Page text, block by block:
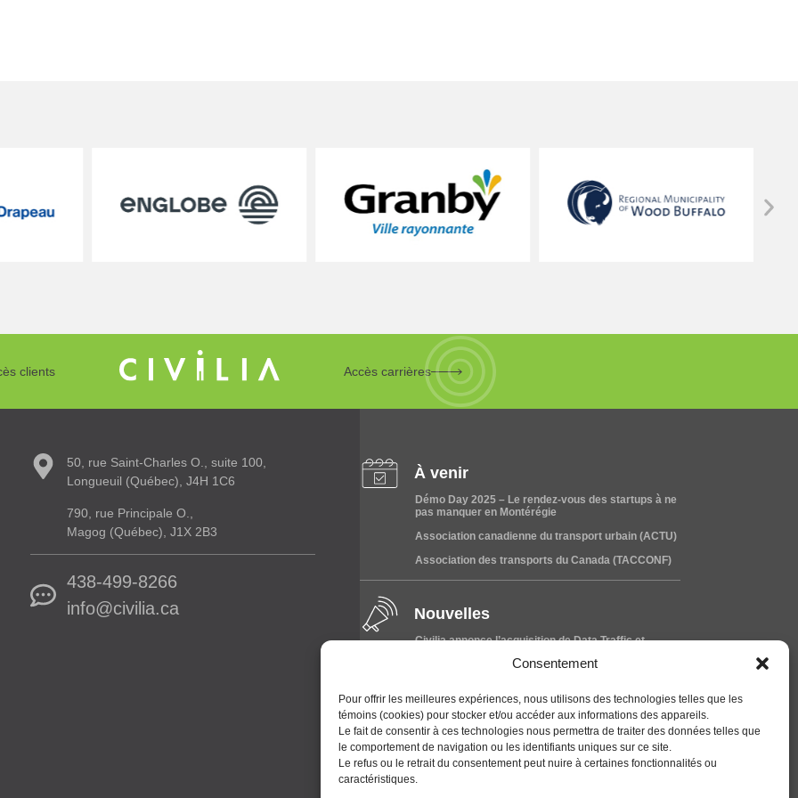
Consentement
Pour offrir les meilleures expériences, nous utilisons des technologies telles que les
témoins (cookies) pour stocker et/ou accéder aux informations des appareils.
Le fait de consentir à ces technologies nous permettra de traiter des données telles que
le comportement de navigation ou les identifiants uniques sur ce site.
Le refus ou le retrait du consentement peut nuire à certaines fonctionnalités ou
caractéristiques.
clients Accès carrières
50, rue Saint-Charles O., suite 100,
Longueuil (Québec), J4H 1C6
790, rue Principale O.,
Magog (Québec), J1X 2B3
438-499-8266
info@civilia.ca
À venir
Démo Day 2025 – Le rendez-vous des startups à ne
pas manquer en Montérégie
Association canadienne du transport urbain (ACTU)
Association des transports du Canada (TACCONF)
Nouvelles
Civilia annonce l’acquisition de Data Traffic et
Transport collectif: Granby passe la vitesse
supérieure
Carrières